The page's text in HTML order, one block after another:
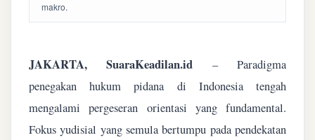
makro.
JAKARTA, SuaraKeadilan.id – Paradigma
penegakan hukum pidana di Indonesia tengah
mengalami pergeseran orientasi yang fundamental.
Fokus yudisial yang semula bertumpu pada pendekatan